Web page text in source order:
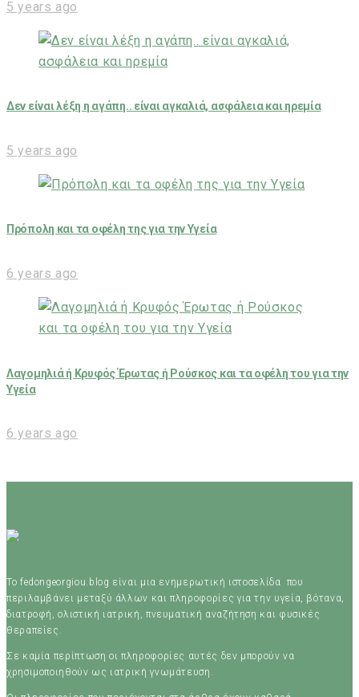
5 years ago
Δεν είναι λέξη η αγάπη.. είναι αγκαλιά, ασφάλεια και ηρεμία
5 years ago
Πρόπολη και τα οφέλη της για την Υγεία
6 years ago
Λαγομηλιά ή Κρυφός Έρωτας ή Ρούσκος και τα οφέλη του για την
Υγεία
6 years ago
Το fedongeorgiou.blog είναι μια ενημερωτική ιστοσελίδα που
περιλαμβάνει μεταξύ άλλων και πληροφορίες για την υγεία, βότανα,
διατροφή, ολιστική ιατρική, πνευματική αναζήτηση και φυσικές
θεραπείες.
Σε καμία περίπτωση οι πληροφορίες αυτές δεν μπορούν να
χρησιμοποιηθούν ως ιατρική γνωμάτευση.